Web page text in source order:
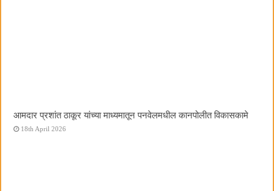
आमदार प्रशांत ठाकूर यांच्या माध्यमातून पनवेलमधील कानपोलीत विकासकामे
18th April 2026